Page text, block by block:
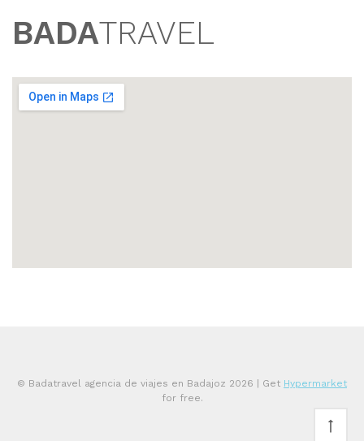
BADATRAVEL
© Badatravel agencia de viajes en Badajoz 2026 | Get Hypermarket
for free.